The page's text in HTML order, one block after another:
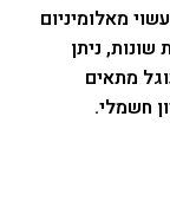
מאלומיניום
ניתן
מתאים
חשמלי.